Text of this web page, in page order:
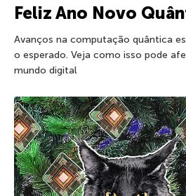
Feliz Ano Novo
Avanços na computação quântica
o esperado. Veja como isso pode
mundo digital